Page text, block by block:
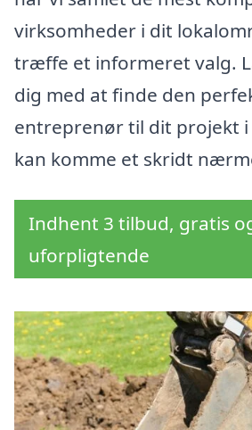
virksomheder i dit
træffe et informeret valg.
dig med at finde den
entreprenør til dit projekt i
kan komme et skridt
Indhent 3 tilbud, gratis
uforpligtende